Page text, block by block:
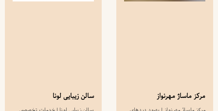
مرکز ماساژ مهرنواز
مرکز ماساژ مهرنواز | بهبود دردهای
سالن زیبایی لونا
سالن زیبایی لونا | خدمات تخصصی